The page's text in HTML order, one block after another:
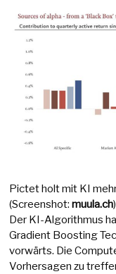
Pictet holt mit KI
(Screenshot:muula.ch)
Der KI-Algorithmus
Gradient Boosting
vorwärts. Die
Vorhersagen zu